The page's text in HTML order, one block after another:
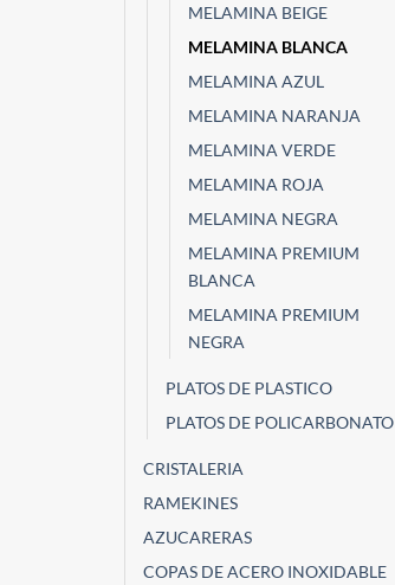
MELAMINA BEIGE
MELAMINA BLANCA
MELAMINA AZUL
MELAMINA NARANJA
MELAMINA VERDE
MELAMINA ROJA
MELAMINA NEGRA
MELAMINA PREMIUM
BLANCA
MELAMINA PREMIUM
NEGRA
PLATOS DE PLASTICO
PLATOS DE POLICARBONATO
CRISTALERIA
RAMEKINES
AZUCARERAS
COPAS DE ACERO INOXIDABLE